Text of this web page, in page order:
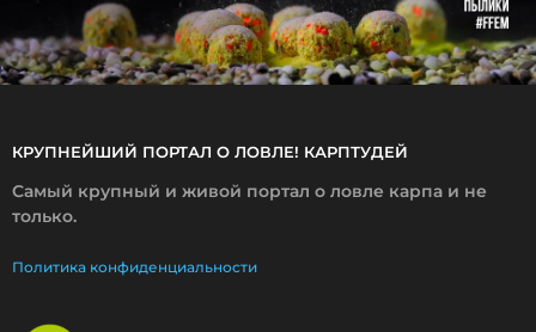
6
КРУПНЕЙШИЙ ПОРТАЛ О ЛОВЛЕ! КАРПТУДЕЙ
Самый крупный и живой портал о ловле карпа и не
только.
Политика конфиденциальности